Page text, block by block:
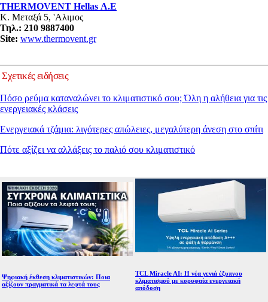
THERMOVENT Hellas A.E
Κ. Μεταξά 5, 'Αλιμος
Τηλ.: 210 9887400
Site: www.thermovent.gr
Σχετικές ειδήσεις
Πόσο ρεύμα καταναλώνει το κλιματιστικό σου; Όλη η αλήθεια για τις
ενεργειακές κλάσεις
Ενεργειακά τζάμια: λιγότερες απώλειες, μεγαλύτερη άνεση στο σπίτι
Πότε αξίζει να αλλάξεις το παλιό σου κλιματιστικό
Ψηφιακή έκθεση κλιματιστικών: Ποια
αξίζουν πραγματικά τα λεφτά τους
TCL Miracle AI: Η νέα γενιά έξυπνου
κλιματισμού με κορυφαία ενεργειακή
απόδοση